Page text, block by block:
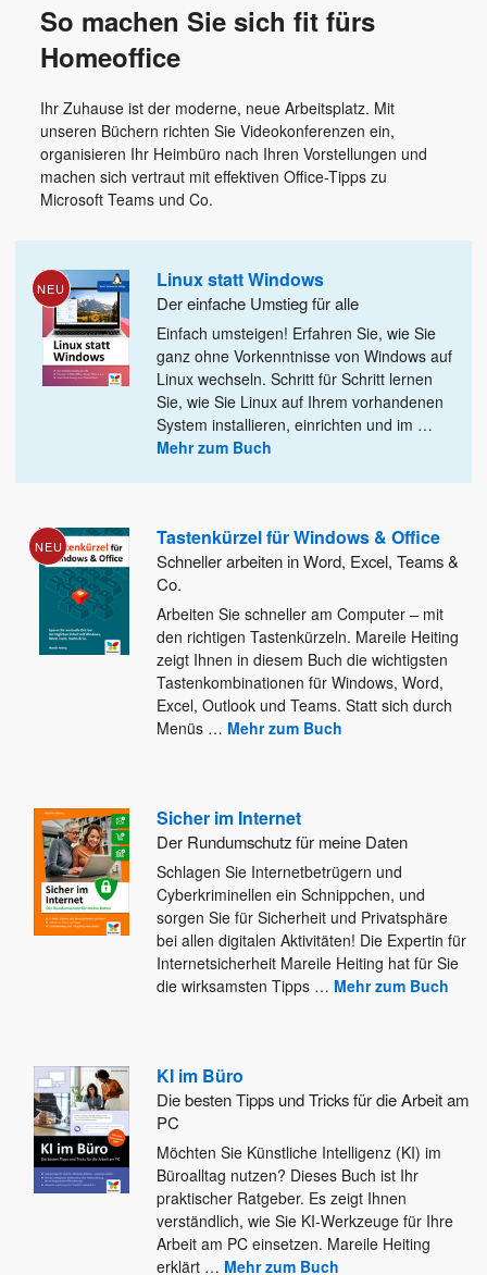
So machen Sie sich fit fürs
Homeoffice
Ihr Zuhause ist der moderne, neue Arbeitsplatz. Mit
unseren Büchern richten Sie Videokonferenzen ein,
organisieren Ihr Heimbüro nach Ihren Vorstellungen und
machen sich vertraut mit effektiven Office-Tipps zu
Microsoft Teams und Co.
NEU Linux statt Windows
Der einfache Umstieg für alle
Einfach umsteigen! Erfahren Sie, wie Sie
ganz ohne Vorkenntnisse von Windows auf
Linux wechseln. Schritt für Schritt lernen
Sie, wie Sie Linux auf Ihrem vorhandenen
System installieren, einrichten und im …
Mehr zum Buch
NEU Tastenkürzel für Windows & Office
Schneller arbeiten in Word, Excel, Teams &
Co.
Arbeiten Sie schneller am Computer – mit
den richtigen Tastenkürzeln. Mareile Heiting
zeigt Ihnen in diesem Buch die wichtigsten
Tastenkombinationen für Windows, Word,
Excel, Outlook und Teams. Statt sich durch
Menüs … Mehr zum Buch
Sicher im Internet
Der Rundumschutz für meine Daten
Schlagen Sie Internetbetrügern und
Cyberkriminellen ein Schnippchen, und
sorgen Sie für Sicherheit und Privatsphäre
bei allen digitalen Aktivitäten! Die Expertin für
Internetsicherheit Mareile Heiting hat für Sie
die wirksamsten Tipps … Mehr zum Buch
KI im Büro
Die besten Tipps und Tricks für die Arbeit am
PC
Möchten Sie Künstliche Intelligenz (KI) im
Büroalltag nutzen? Dieses Buch ist Ihr
praktischer Ratgeber. Es zeigt Ihnen
verständlich, wie Sie KI-Werkzeuge für Ihre
Arbeit am PC einsetzen. Mareile Heiting
erklärt … Mehr zum Buch